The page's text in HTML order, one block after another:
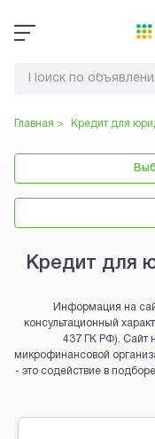
Главная > Кредит для
Кредит для
Информация на
консультационный
437 ГК РФ). Сайт
микрофинансовой
- это содействие в
Brobaza -